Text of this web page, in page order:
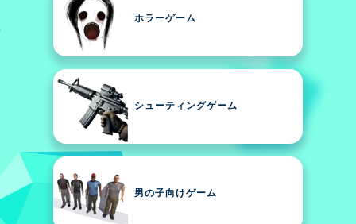
ホラーゲーム
シューティングゲーム
男の子向けゲーム